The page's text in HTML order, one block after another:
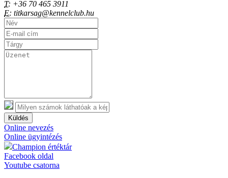
T: +36 70 465 3911
E: titkarsag@kennelclub.hu
Küldés
Online nevezés
Online ügyintézés
Champion értéktár
Facebook oldal
Youtube csatorna